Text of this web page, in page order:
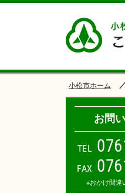
小松市ホーム
お問
TEL 076
FAX
※おかけ間違